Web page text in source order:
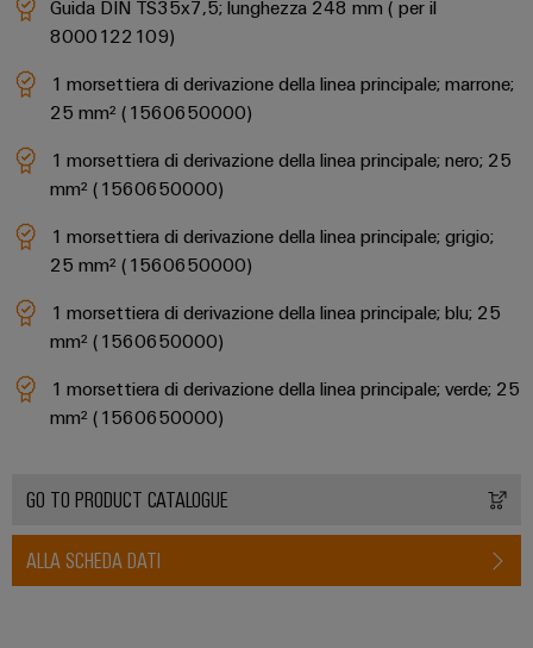
Guida DIN TS35x7,5; lunghezza 248 mm ( per il
8000122109)
1 morsettiera di derivazione della linea principale; marrone;
25 mm² (1560650000)
1 morsettiera di derivazione della linea principale; nero; 25
mm² (1560650000)
1 morsettiera di derivazione della linea principale; grigio;
25 mm² (1560650000)
1 morsettiera di derivazione della linea principale; blu; 25
mm² (1560650000)
1 morsettiera di derivazione della linea principale; verde; 25
mm² (1560650000)
GO TO PRODUCT CATALOGUE
ALLA SCHEDA DATI